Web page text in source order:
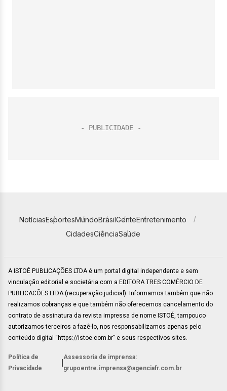
NotíciasEsportesMundoBrasilGenteEntretenimento
CidadesCiênciaSaúde
A ISTOÉ PUBLICAÇÕES LTDA é um portal digital independente e sem
vinculação editorial e societária com a EDITORA TRES COMÉRCIO DE
PUBLICACÕES LTDA (recuperação judicial). Informamos também que não
realizamos cobranças e que também não oferecemos cancelamento do
contrato de assinatura da revista impressa de nome ISTOÉ, tampouco
autorizamos terceiros a fazê-lo, nos responsabilizamos apenas pelo
conteúdo digital “https://istoe.com.br” e seus respectivos sites.
Política de
Privacidade
Assessoria de imprensa:
grupoentre.imprensa@agenciafr.com.br